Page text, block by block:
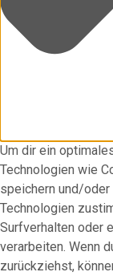
Um dir ein
Technologien wie
speichern und/
Technologien
Surfverhalten oder
verarbeiten. Wenn
zurückziehst,